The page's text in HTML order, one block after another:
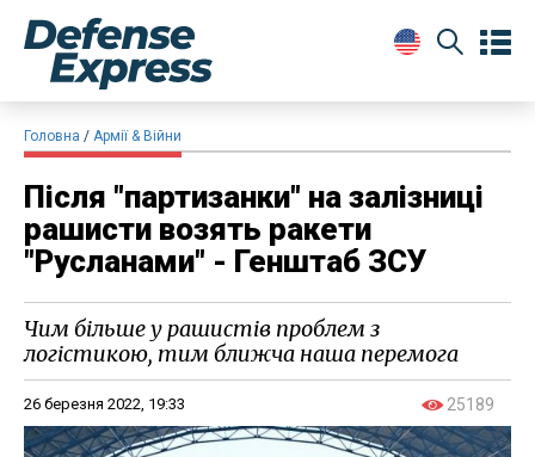
Головна Армії & Війни
Після "партизанки" на залізниці
рашисти возять ракети
"Русланами" - Генштаб ЗСУ
Чим більше у рашистів проблем з
логістикою, тим ближча наша перемога
26 березня 2022, 19:33 25189